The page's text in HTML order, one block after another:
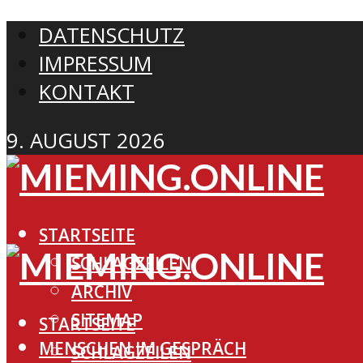
DATENSCHUTZ
IMPRESSUM
KONTAKT
9. AUGUST 2026
STARTSEITE
SCHLAGZEILEN
ARCHIV
SITEMAP
MENSCHEN IM GESPRÄCH
STARTSEITE
SCHLAGZEILEN